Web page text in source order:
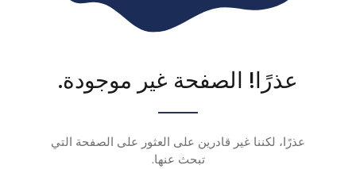
عذرًا! الصفحة غير موجودة.
عذرًا، لكننا غير قادرين على العثور على الصفحة التي
تبحث عنها.